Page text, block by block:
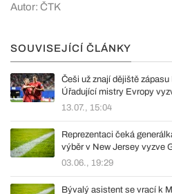
Autor: ČTK
SOUVISEJÍCÍ ČLÁNKY
Češi už znají dějiště
Úřadující mistry Evropy
13.07., 15:04
Reprezentaci čeká
výběr v New Jersey vyzve
03.06., 19:29
Bývalý asistent se vrací k